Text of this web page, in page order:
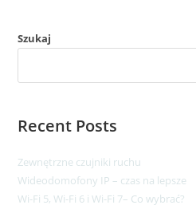
Szukaj
Recent Posts
Zewnętrzne czujniki ruchu
Wideodomofony IP – czas na lepsze​
Wi-Fi 5, Wi-Fi 6 i Wi-Fi 7– Co wybrać?